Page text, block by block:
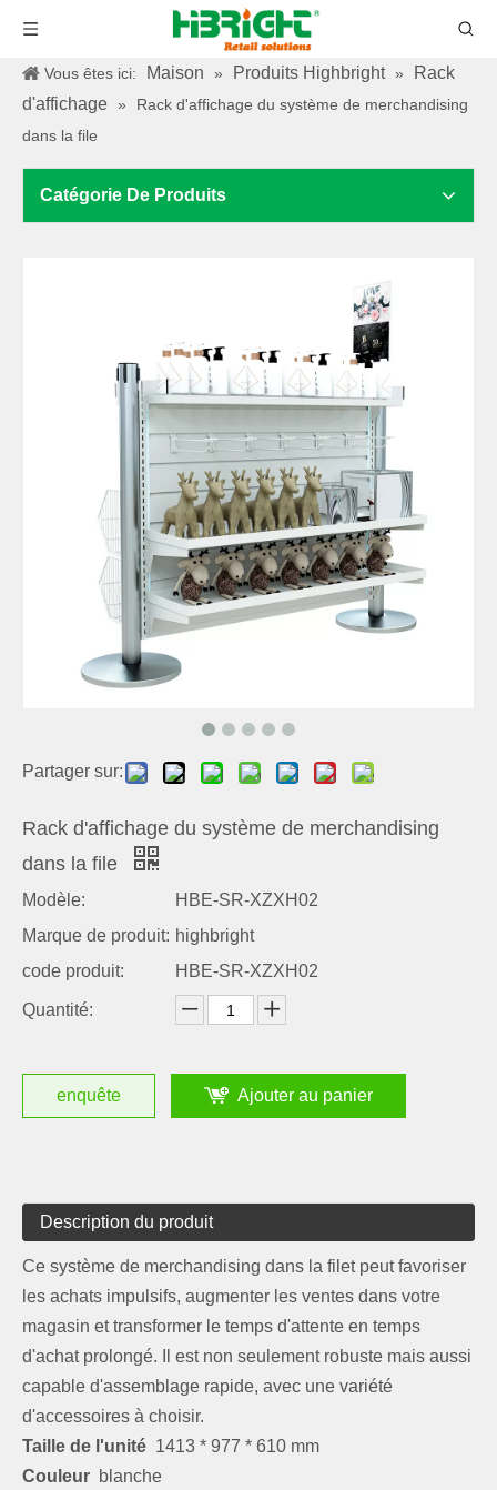
Vous êtes ici: Maison » Produits Highbright »
Rack
d'affichage »
Rack d'affichage du système de merchandising
dans la file
Catégorie De Produits
Partager sur:
Rack d'affichage du système de merchandising
dans la file
Modèle:
HBE-SR-XZXH02
Marque de produit: highbright
code produit:
HBE-SR-XZXH02
Quantité:
enquête Ajouter au panier
Description du produit
Ce système de merchandising dans la filet peut favoriser
les achats impulsifs, augmenter les ventes dans votre
magasin et transformer le temps d'attente en temps
d'achat prolongé. Il est non seulement robuste mais aussi
capable d'assemblage rapide, avec une variété
d'accessoires à choisir.
Taille de l'unité 1413 * 977 * 610 mm
Couleur blanche